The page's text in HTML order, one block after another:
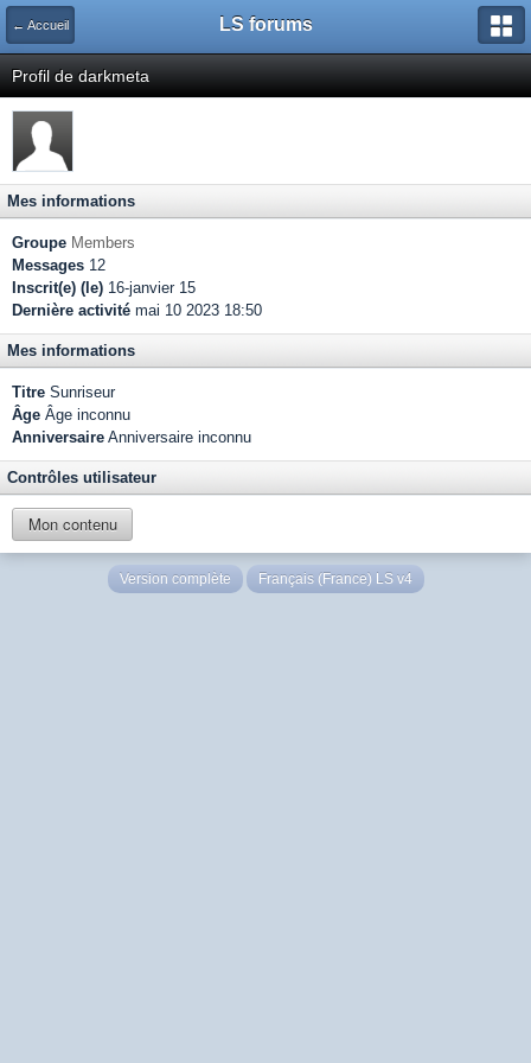
← Accueil LS forums
Profil de darkmeta
Mes informations
Groupe Members
Messages 12
Inscrit(e) (le) 16-janvier 15
Dernière activité mai 10 2023 18:50
Mes informations
Titre Sunriseur
Âge Âge inconnu
Anniversaire Anniversaire inconnu
Contrôles utilisateur
Mon contenu
Version complète Français (France) LS v4